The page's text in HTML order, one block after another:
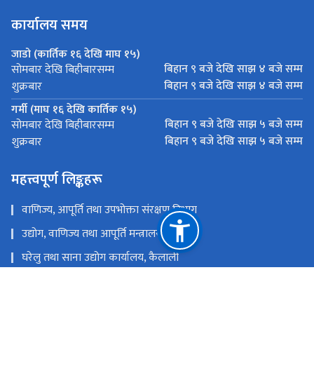
कार्यालय समय
जाडो (कार्तिक १६ देखि माघ १५)
सोमबार देखि बिहीबारसम्म
बिहान ९ बजे देखि साझ ४ बजे सम्म
शुक्रबार
बिहान ९ बजे देखि साझ ४ बजे सम्म
गर्मी (माघ १६ देखि कार्तिक १५)
सोमबार देखि बिहीबारसम्म
बिहान ९ बजे देखि साझ ५ बजे सम्म
शुक्रबार
बिहान ९ बजे देखि साझ ५ बजे सम्म
महत्त्वपूर्ण लिङ्कहरू
वाणिज्य, आपूर्ति तथा उपभोक्ता संरक्षण विभाग​
उद्योग, वाणिज्य तथा आपूर्ति मन्त्रालय
घरेलु तथा साना उद्योग कार्यालय, कैलाली